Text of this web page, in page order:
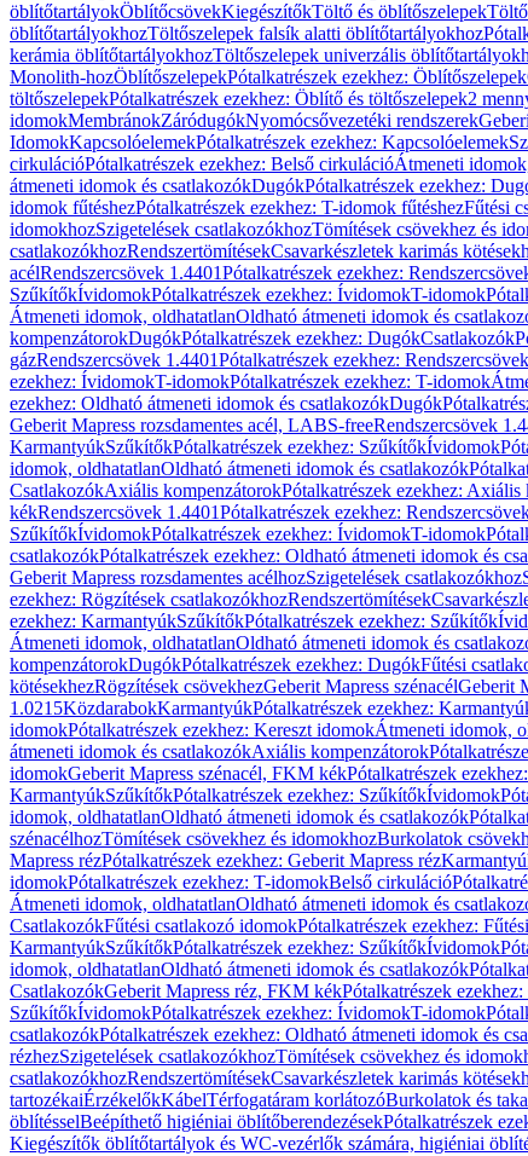
öblítőtartályokÖblítőcsövekKiegészítőkTöltő és öblítőszelepek
öblítőtartályokhozTöltőszelepek falsík alatti öblítőtartályokhoz
kerámia öblítőtartályokhozTöltőszelepek univerzális
Monolith-hozÖblítőszelepekPótalkatrészek ezekhez: Öblítőszelepek
töltőszelepekPótalkatrészek ezekhez: Öblítő és töltőszelepek2
idomokMembránokZáródugókNyomócsővezetéki rendszerek
IdomokKapcsolóelemekPótalkatrészek ezekhez: Kapcsolóelemek
cirkulációPótalkatrészek ezekhez: Belső cirkulációÁtmeneti
átmeneti idomok és csatlakozókDugókPótalkatrészek ezekhez:
idomok fűtéshezPótalkatrészek ezekhez: T-idomok fűtéshezFűtési
idomokhozSzigetelések csatlakozókhozTömítések csövekhez és
csatlakozókhozRendszertömítésekCsavarkészletek karimás
acélRendszercsövek 1.4401Pótalkatrészek ezekhez:
SzűkítőkÍvidomokPótalkatrészek ezekhez: ÍvidomokT-idomok
Átmeneti idomok, oldhatatlanOldható átmeneti idomok és
kompenzátorokDugókPótalkatrészek ezekhez: DugókCsatlakozók
gázRendszercsövek 1.4401Pótalkatrészek ezekhez:
ezekhez: ÍvidomokT-idomokPótalkatrészek ezekhez: T-idomok
ezekhez: Oldható átmeneti idomok és csatlakozókDugók
Geberit Mapress rozsdamentes acél, LABS-freeRendszercsövek
KarmantyúkSzűkítőkPótalkatrészek ezekhez: SzűkítőkÍvidomok
idomok, oldhatatlanOldható átmeneti idomok és csatlakozók
CsatlakozókAxiális kompenzátorokPótalkatrészek ezekhez: Axiális
kékRendszercsövek 1.4401Pótalkatrészek ezekhez:
SzűkítőkÍvidomokPótalkatrészek ezekhez: ÍvidomokT-idomok
csatlakozókPótalkatrészek ezekhez: Oldható átmeneti idomok és
Geberit Mapress rozsdamentes acélhozSzigetelések csatlakozókhoz
ezekhez: Rögzítések csatlakozókhozRendszertömítések
ezekhez: KarmantyúkSzűkítőkPótalkatrészek ezekhez: Szűkítők
Átmeneti idomok, oldhatatlanOldható átmeneti idomok és
kompenzátorokDugókPótalkatrészek ezekhez: DugókFűtési
kötésekhezRögzítések csövekhezGeberit Mapress szénacélGeberit
1.0215KözdarabokKarmantyúkPótalkatrészek ezekhez:
idomokPótalkatrészek ezekhez: Kereszt idomokÁtmeneti idomok,
átmeneti idomok és csatlakozókAxiális kompenzátorok
idomokGeberit Mapress szénacél, FKM kékPótalkatrészek
KarmantyúkSzűkítőkPótalkatrészek ezekhez: SzűkítőkÍvidomok
idomok, oldhatatlanOldható átmeneti idomok és csatlakozók
szénacélhozTömítések csövekhez és idomokhozBurkolatok
Mapress rézPótalkatrészek ezekhez: Geberit Mapress réz
idomokPótalkatrészek ezekhez: T-idomokBelső cirkuláció
Átmeneti idomok, oldhatatlanOldható átmeneti idomok és
CsatlakozókFűtési csatlakozó idomokPótalkatrészek ezekhez:
KarmantyúkSzűkítőkPótalkatrészek ezekhez: SzűkítőkÍvidomok
idomok, oldhatatlanOldható átmeneti idomok és csatlakozók
CsatlakozókGeberit Mapress réz, FKM kékPótalkatrészek
SzűkítőkÍvidomokPótalkatrészek ezekhez: ÍvidomokT-idomok
csatlakozókPótalkatrészek ezekhez: Oldható átmeneti idomok és
rézhezSzigetelések csatlakozókhozTömítések csövekhez és
csatlakozókhozRendszertömítésekCsavarkészletek karimás
tartozékaiÉrzékelőkKábelTérfogatáram korlátozóBurkolatok és
öblítésselBeépíthető higiéniai öblítőberendezésekPótalkatrészek
Kiegészítők öblítőtartályok és WC-vezérlők számára, higiéniai